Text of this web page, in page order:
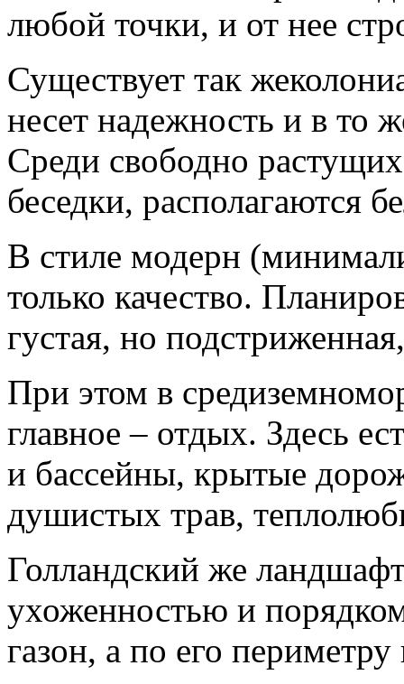
любой точки, и от нее
Существует так
несет надежность и в то
Среди свободно
беседки, располагаются
В стиле модерн
только качество.
густая, но
При этом в
главное – отдых. Здесь
и бассейны, крытые
душистых трав,
Голландский же
ухоженностью и
газон, а по его